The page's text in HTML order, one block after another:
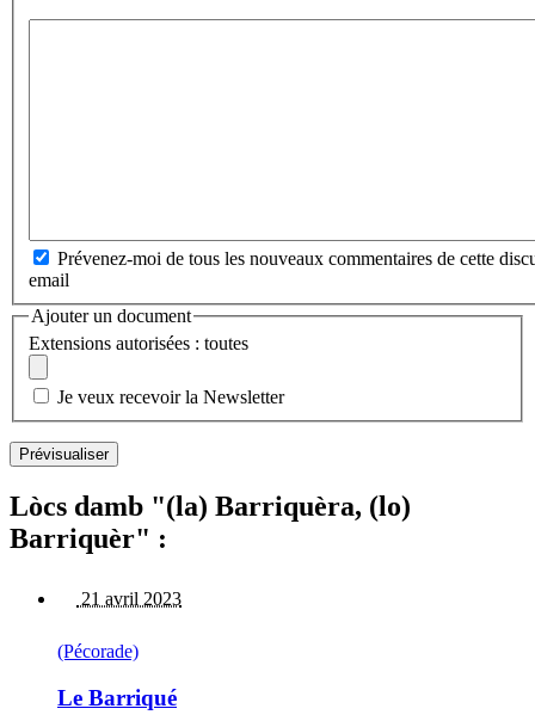
Prévenez-moi de tous les nouveaux commentaires de cette
email
Ajouter un document
Extensions autorisées : toutes
Je veux recevoir la Newsletter
Lòcs damb "(la) Barriquèra, (lo)
Barriquèr" :
21 avril 2023
(Pécorade)
Le Barriqué